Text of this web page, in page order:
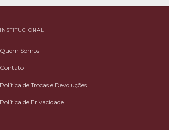
INSTITUCIONAL
Quem Somos
Contato
Política de Trocas e Devoluções
Política de Privacidade